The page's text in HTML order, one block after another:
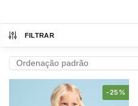
FILTRAR
-25%